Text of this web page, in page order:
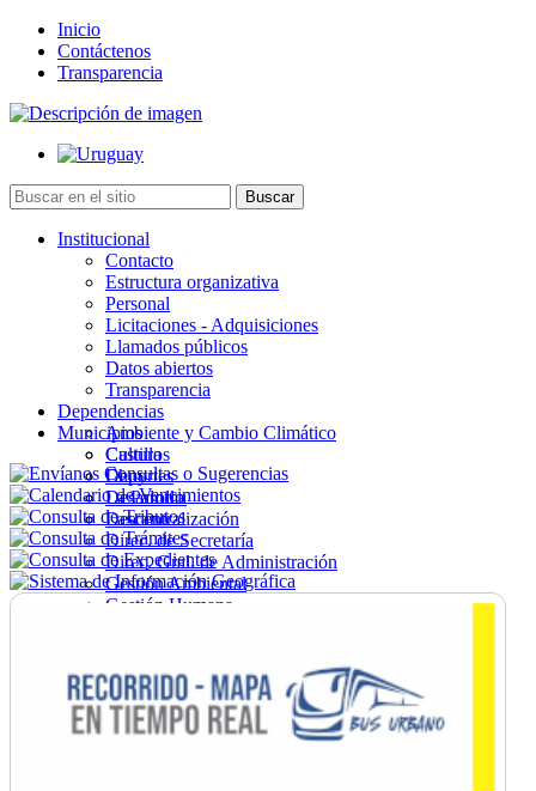
Inicio
Contáctenos
Transparencia
Institucional
Contacto
Estructura organizativa
Personal
Licitaciones - Adquisiciones
Llamados públicos
Datos abiertos
Transparencia
Dependencias
Ambiente y Cambio Climático
Cultura
Deportes
Desarrollo
Descentralización
Direc. de Secretaría
Direc. Gral. de Administración
Gestión Ambiental
Gestión Humana
Ordenamiento
Promoción Social
Salud
Secretaría General
Municipios
Castillos
Chuy
La Paloma
Lascano